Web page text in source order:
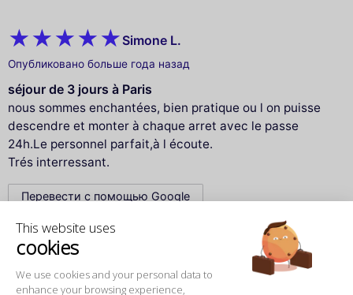
This website uses
cookies
We use cookies and your personal data to
enhance your browsing experience,
Simone L.
Опубликовано больше года назад
séjour de 3 jours à Paris
nous sommes enchantées, bien pratique ou l on puisse
descendre et monter à chaque arret avec le passe
24h.Le personnel parfait,à l écoute.
Trés interressant.
Перевести с помощью Google
Опубликовано больше года назад